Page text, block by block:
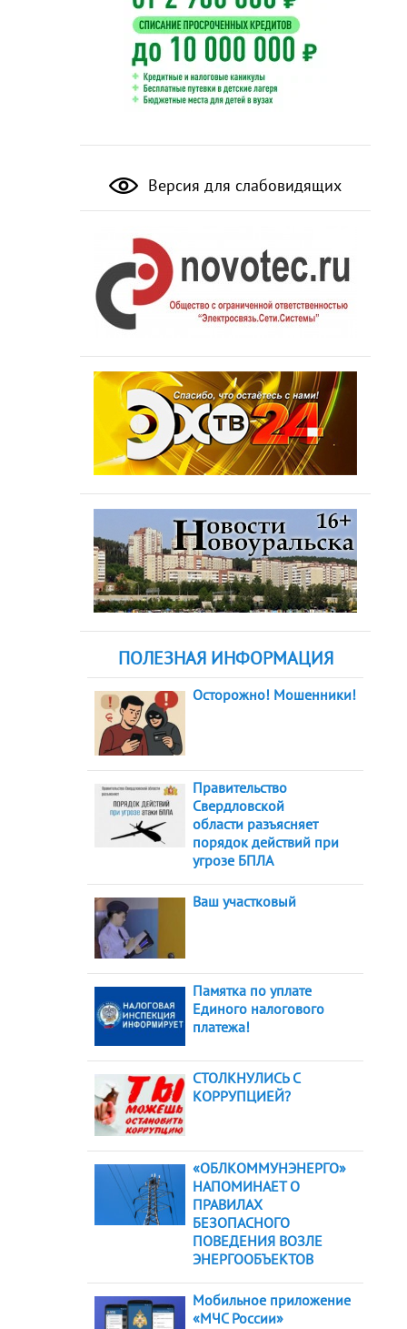
Версия для слабовидящих
ПОЛЕЗНАЯ ИНФОРМАЦИЯ
Осторожно! Мошенники!
Правительство
Свердловской
области разъясняет
порядок действий при
угрозе БПЛА
Ваш участковый
Памятка по уплате
Единого налогового
платежа!
СТОЛКНУЛИСЬ С
КОРРУПЦИЕЙ?
«ОБЛКОММУНЭНЕРГО»
НАПОМИНАЕТ О
ПРАВИЛАХ
БЕЗОПАСНОГО
ПОВЕДЕНИЯ ВОЗЛЕ
ЭНЕРГООБЪЕКТОВ
Мобильное приложение
«МЧС России»